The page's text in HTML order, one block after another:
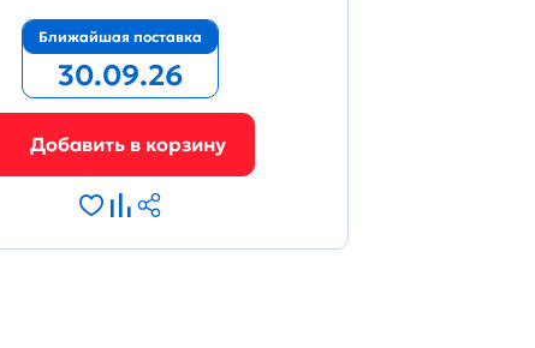
Ближайшая поставка
30.09.26